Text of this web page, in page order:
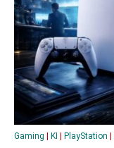
Gaming KI PlayStation